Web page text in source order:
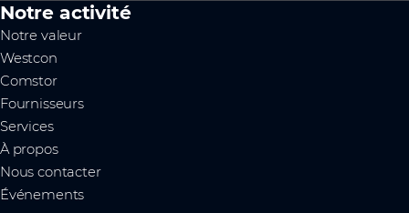
Notre activité
Notre valeur
Westcon
Comstor
Fournisseurs
Services
À propos
Nous contacter
Événements